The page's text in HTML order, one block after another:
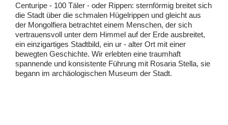
Centuripe - 100 Täler - oder Rippen: sternförmig breitet sich
die Stadt über die schmalen Hügelrippen und gleicht aus
der Mongolfiera betrachtet einem Menschen, der sich
vertrauensvoll unter dem Himmel auf der Erde ausbreitet,
ein einzigartiges Stadtbild, ein ur - alter Ort mit einer
bewegten Geschichte. Wir erlebten eine traumhaft
spannende und konsistente Führung mit Rosaria Stella, sie
begann im archäologischen Museum der Stadt.